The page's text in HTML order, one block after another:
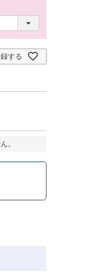
する
。